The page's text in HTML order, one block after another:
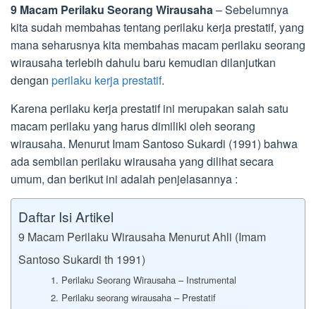
9 Macam Perilaku Seorang Wirausaha – Sebelumnya
kita sudah membahas tentang perilaku kerja prestatif, yang
mana seharusnya kita membahas macam perilaku seorang
wirausaha terlebih dahulu baru kemudian dilanjutkan
dengan perilaku kerja prestatif.
Karena perilaku kerja prestatif ini merupakan salah satu
macam perilaku yang harus dimiliki oleh seorang
wirausaha. Menurut Imam Santoso Sukardi (1991) bahwa
ada sembilan perilaku wirausaha yang dilihat secara
umum, dan berikut ini adalah penjelasannya :
Daftar Isi Artikel
9 Macam Perilaku Wirausaha Menurut Ahli (Imam
Santoso Sukardi th 1991)
1. Perilaku Seorang Wirausaha – Instrumental
2. Perilaku seorang wirausaha – Prestatif